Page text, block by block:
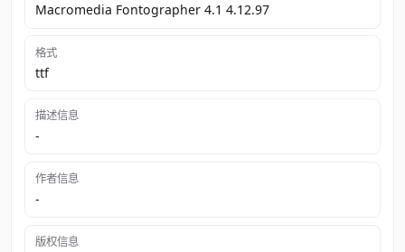
Macromedia Fontographer 4.1 4.12.97
格式
ttf
描述信息
-
作者信息
-
版权信息